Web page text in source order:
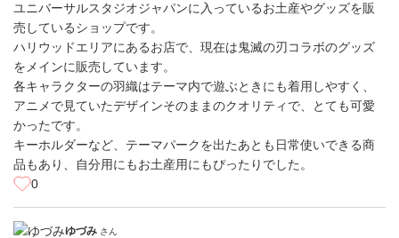
ユニバーサルスタジオジャパンに入っているお土産やグッズを販
売しているショップです。
ハリウッドエリアにあるお店で、現在は鬼滅の刃コラボのグッズ
をメインに販売しています。
各キャラクターの羽織はテーマ内で遊ぶときにも着用しやすく、
アニメで見ていたデザインそのままのクオリティで、とても可愛
かったです。
キーホルダーなど、テーマパークを出たあとも日常使いできる商
品もあり、自分用にもお土産用にもぴったりでした。
0
ゆづみ さん